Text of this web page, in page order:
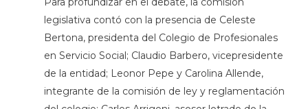
legislativa contó con la presencia de Celeste
Bertona, presidenta del Colegio de Profesionales
en Servicio Social; Claudio Barbero, vicepresidente
de la entidad; Leonor Pepe y Carolina Allende,
integrante de la comisión de ley y reglamentación